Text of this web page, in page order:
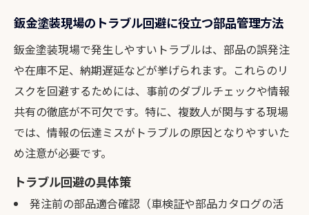
鈑金塗装現場のトラブル回避に役立つ部品管理方法
鈑金塗装現場で発生しやすいトラブルは、部品の誤発注
や在庫不足、納期遅延などが挙げられます。これらのリ
スクを回避するためには、事前のダブルチェックや情報
共有の徹底が不可欠です。特に、複数人が関与する現場
では、情報の伝達ミスがトラブルの原因となりやすいた
め注意が必要です。
トラブル回避の具体策
発注前の部品適合確認（車検証や部品カタログの活